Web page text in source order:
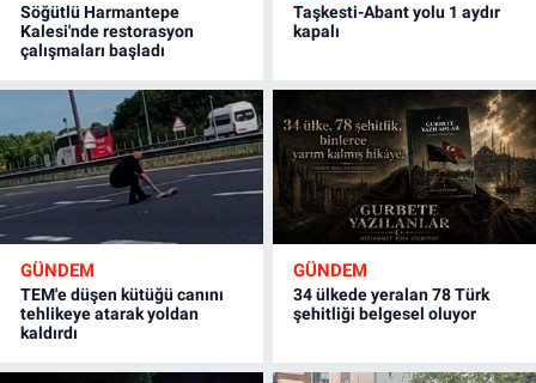
Söğütlü Harmantepe
Kalesi'nde restorasyon
çalışmaları başladı
Taşkesti-Abant yolu 1 aydır
kapalı
GÜNDEM
TEM'e düşen kütüğü canını
tehlikeye atarak yoldan
kaldırdı
GÜNDEM
34 ülkede yeralan 78 Türk
şehitliği belgesel oluyor